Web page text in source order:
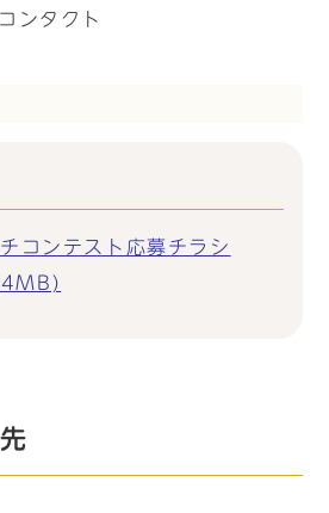
ンタクト
コンテスト応募チラシ